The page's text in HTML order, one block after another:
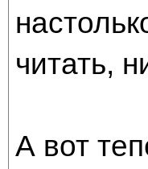
читать,
А вот